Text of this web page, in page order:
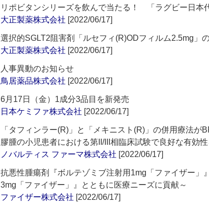
リポビタンシリーズを飲んで当たる！ 「ラグビー日本
大正製薬株式会社 [2022/06/17]
選択的SGLT2阻害剤「ルセフィ(R)ODフィルム2.5mg」
大正製薬株式会社 [2022/06/17]
人事異動のお知らせ
鳥居薬品株式会社 [2022/06/17]
6月17日（金）1成分3品目を新発売
日本ケミファ株式会社 [2022/06/17]
「タフィンラー(R)」と「メキニスト(R)」の併用療法が
膠腫の小児患者における第II/III相臨床試験で良好な有効
ノバルティス ファーマ株式会社 [2022/06/17]
抗悪性腫瘍剤『ボルテゾミブ注射用1mg「ファイザー
3mg「ファイザー」』とともに医療ニーズに貢献～
ファイザー株式会社 [2022/06/17]